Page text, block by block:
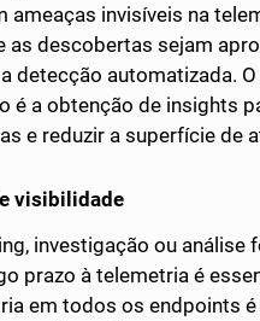
ameaças invisíveis na
as descobertas sejam
detecção automatizada. O
é a obtenção de insights
e reduzir a superfície de
visibilidade
investigação ou análise
prazo à telemetria é
em todos os endpoints é